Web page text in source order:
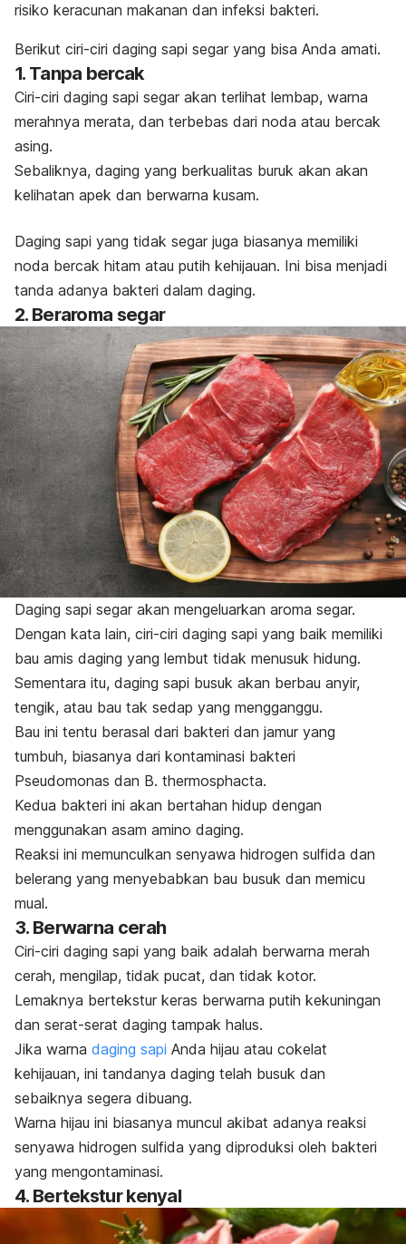
risiko keracunan makanan dan infeksi bakteri.
Berikut ciri-ciri daging sapi segar yang bisa Anda amati.
1. Tanpa bercak
Ciri-ciri daging sapi segar akan terlihat lembap, warna
merahnya merata, dan terbebas dari noda atau bercak
asing.
Sebaliknya, daging yang berkualitas buruk akan akan
kelihatan apek dan berwarna kusam.
Daging sapi yang tidak segar juga biasanya memiliki
noda bercak hitam atau putih kehijauan. Ini bisa menjadi
tanda adanya bakteri dalam daging.
2. Beraroma segar
Daging sapi segar akan mengeluarkan aroma segar.
Dengan kata lain, ciri-ciri daging sapi yang baik memiliki
bau amis daging yang lembut tidak menusuk hidung.
Sementara itu, daging sapi busuk akan berbau anyir,
tengik, atau bau tak sedap yang mengganggu.
Bau ini tentu berasal dari bakteri dan jamur yang
tumbuh, biasanya dari kontaminasi bakteri
Pseudomonas dan B. thermosphacta.
Kedua bakteri ini akan bertahan hidup dengan
menggunakan asam amino daging.
Reaksi ini memunculkan senyawa hidrogen sulfida dan
belerang yang menyebabkan bau busuk dan memicu
mual.
3. Berwarna cerah
Ciri-ciri daging sapi yang baik adalah berwarna merah
cerah, mengilap, tidak pucat, dan tidak kotor.
Lemaknya bertekstur keras berwarna putih kekuningan
dan serat-serat daging tampak halus.
Jika warna daging sapi Anda hijau atau cokelat
kehijauan, ini tandanya daging telah busuk dan
sebaiknya segera dibuang.
Warna hijau ini biasanya muncul akibat adanya reaksi
senyawa hidrogen sulfida yang diproduksi oleh bakteri
yang mengontaminasi.
4. Bertekstur kenyal